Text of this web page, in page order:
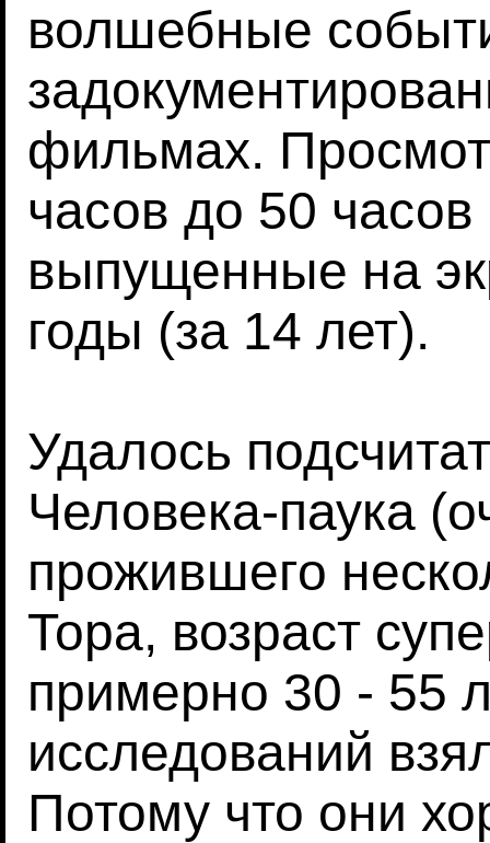
волшебные
фильмах.
часов до 50
выпущенные на
годы (за 14 лет).
Удалось
Человека-паука
прожившего
Тора, возраст
примерно 30 - 55
исследований
Потому что они